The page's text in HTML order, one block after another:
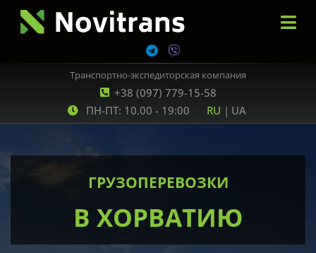
+38 (097) 779-15-58
Транспортно-экспедиторская компания
ПН-ПТ: 10.00 - 19:00 RU | UA
ГРУЗОПЕРЕВОЗКИ
В ХОРВАТИЮ